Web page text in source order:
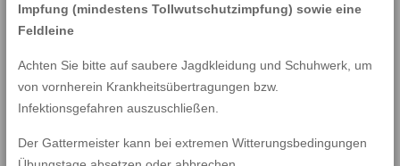
Impfung (mindestens Tollwutschutzimpfung) sowie eine
Feldleine
Achten Sie bitte auf saubere Jagdkleidung und Schuhwerk, um
von vornherein Krankheitsübertragungen bzw.
Infektionsgefahren auszuschließen.
Der Gattermeister kann bei extremen Witterungsbedingungen